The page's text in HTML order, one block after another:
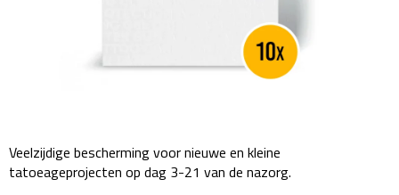
Veelzijdige bescherming voor nieuwe en kleine
tatoeageprojecten op dag 3-21 van de nazorg.